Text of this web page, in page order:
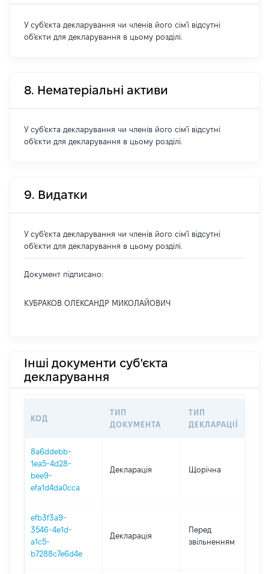
У суб'єкта декларування чи членів його сім'ї відсутні
об'єкти для декларування в цьому розділі.
8. Нематеріальні активи
У суб'єкта декларування чи членів його сім'ї відсутні
об'єкти для декларування в цьому розділі.
9. Видатки
У суб'єкта декларування чи членів його сім'ї відсутні
об'єкти для декларування в цьому розділі.
Документ підписано:
КУБРАКОВ ОЛЕКСАНДР МИКОЛАЙОВИЧ
Інші документи суб'єкта
декларування
КОД
ТИП
ДОКУМЕНТА
ТИП
ДЕКЛАРАЦІЇ
8a6ddebb-
1ea5-4d28-
bee9-
efa1d4da0cca
Декларація Щорічна
efb3f3a9-
3546-4e1d-
a1c5-
b7288c7e6d4e
Декларація
Перед
звільненням